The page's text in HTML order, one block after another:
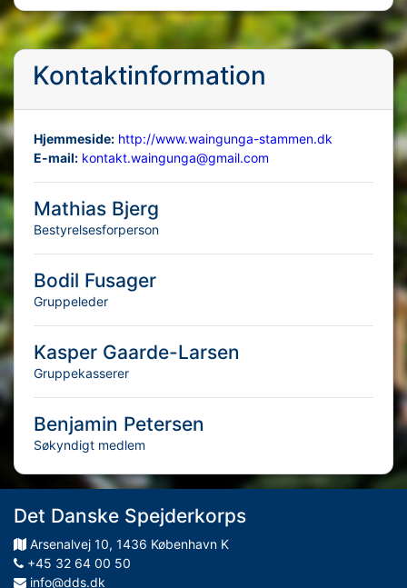
Kontaktinformation
Hjemmeside: http://www.waingunga-stammen.dk
E-mail: kontakt.waingunga@gmail.com
Mathias Bjerg
Bestyrelsesforperson
Bodil Fusager
Gruppeleder
Kasper Gaarde-Larsen
Gruppekasserer
Benjamin Petersen
Søkyndigt medlem
Det Danske Spejderkorps
Arsenalvej 10, 1436 København K
+45 32 64 00 50
info@dds.dk